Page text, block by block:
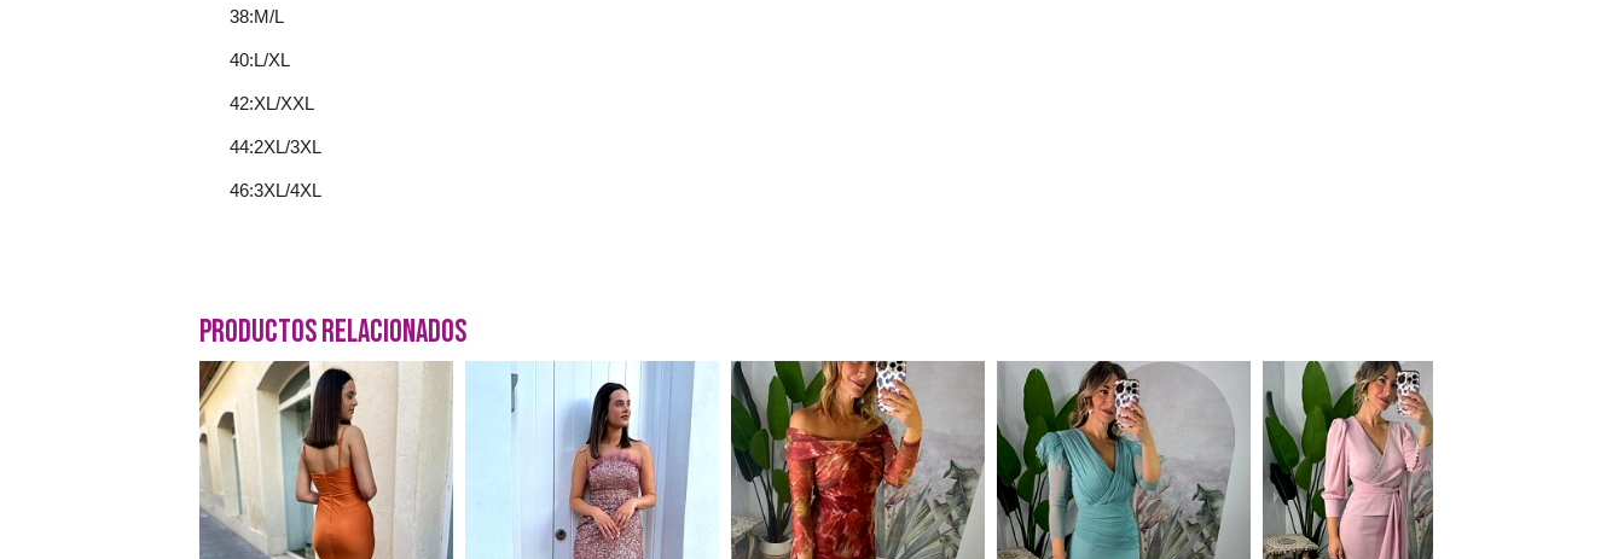
38:M/L
40:L/XL
42:XL/XXL
44:2XL/3XL
46:3XL/4XL
Productos Relacionados